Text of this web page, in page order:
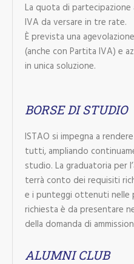
La quota di
IVA da versare in tre rate.
È prevista una
(anche con Partita IVA) e
in unica soluzione.
BORSE DI STUDIO
ISTAO si impegna a
tutti, ampliando
studio. La graduatoria per
terrà conto dei requisiti
e i punteggi ottenuti nelle
richiesta è da presentare
della domanda di
ALUMNI CLUB